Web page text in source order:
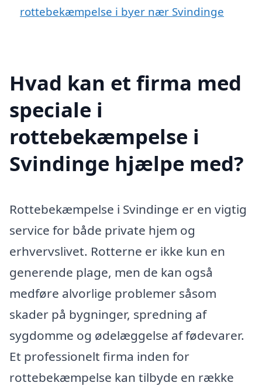
rottebekæmpelse i byer nær Svindinge
Hvad kan et firma med
speciale i
rottebekæmpelse i
Svindinge hjælpe med?
Rottebekæmpelse i Svindinge er en vigtig
service for både private hjem og
erhvervslivet. Rotterne er ikke kun en
generende plage, men de kan også
medføre alvorlige problemer såsom
skader på bygninger, spredning af
sygdomme og ødelæggelse af fødevarer.
Et professionelt firma inden for
rottebekæmpelse kan tilbyde en række